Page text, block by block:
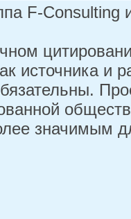
F-
источника и
значимым